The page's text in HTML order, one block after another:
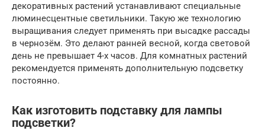
декоративных растений устанавливают специальные
люминесцентные светильники. Такую же технологию
выращивания следует применять при высадке рассады
в чернозём. Это делают ранней весной, когда световой
день не превышает 4-х часов. Для комнатных растений
рекомендуется применять дополнительную подсветку
постоянно.
Как изготовить подставку для лампы
подсветки?